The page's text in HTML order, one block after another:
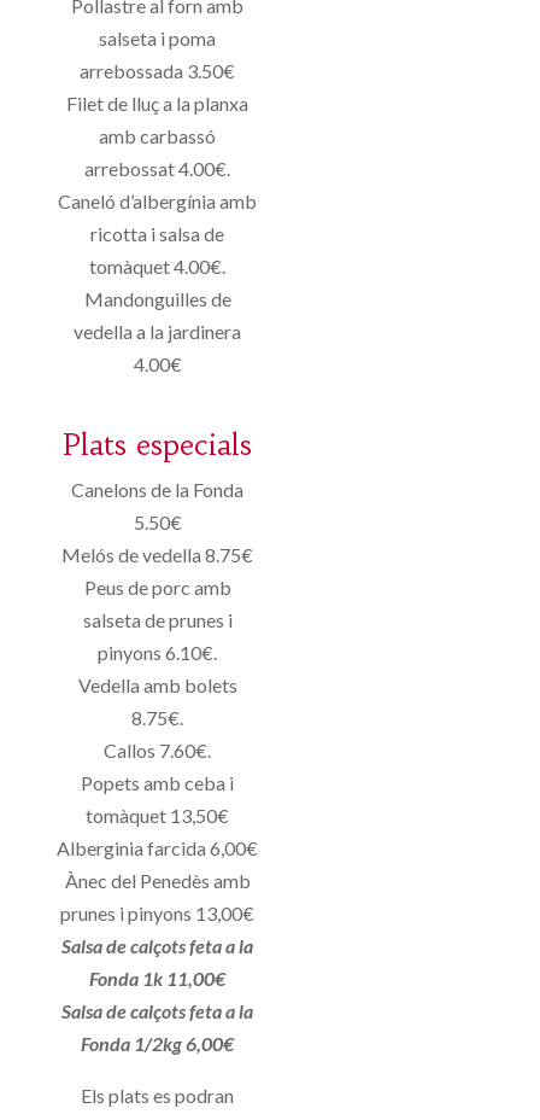
Pollastre al forn amb
salseta i poma
arrebossada 3.50€
Filet de lluç a la planxa
amb carbassó
arrebossat 4.00€.
Caneló d’albergínia amb
ricotta i salsa de
tomàquet 4.00€.
Mandonguilles de
vedella a la jardinera
4.00€
Plats especials
Canelons de la Fonda
5.50€
Melós de vedella 8.75€
Peus de porc amb
salseta de prunes i
pinyons 6.10€.
Vedella amb bolets
8.75€.
Callos 7.60€.
Popets amb ceba i
tomàquet 13,50€
Alberginia farcida 6,00€
Ànec del Penedès amb
prunes i pinyons 13,00€
Salsa de calçots feta a la
Fonda 1k 11,00€
Salsa de calçots feta a la
Fonda 1/2kg 6,00€
Els plats es podran